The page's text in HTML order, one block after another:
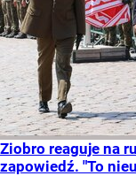
Ziobro reaguje na
zapowiedź. "To